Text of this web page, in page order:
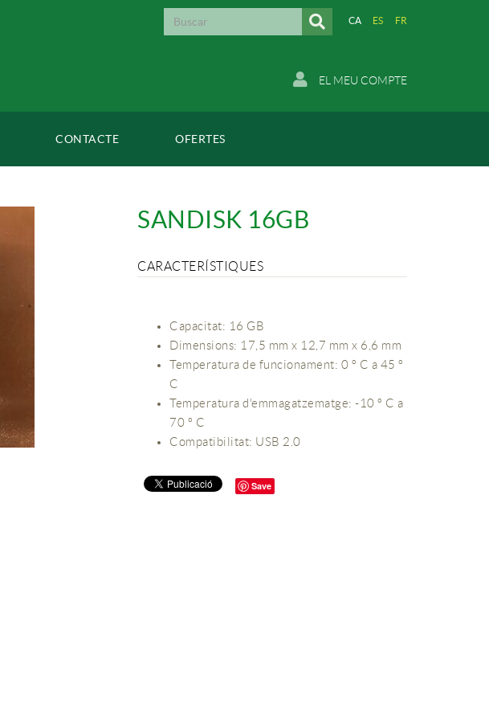
CA ES FR
EL MEU COMPTE
CONTACTE OFERTES
SANDISK 16GB
CARACTERÍSTIQUES
Capacitat: 16 GB
Dimensions: 17,5 mm x 12,7 mm x 6,6 mm
Temperatura de funcionament: 0 º C a 45 º
C
Temperatura d'emmagatzematge: -10 º C a
70 º C
Compatibilitat: USB 2.0
Save